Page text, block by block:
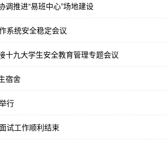
推进“易班中心”场地建设
系统安全稳定会议
十九大学生安全教育管理专题会议
宿舍
行
试工作顺利结束